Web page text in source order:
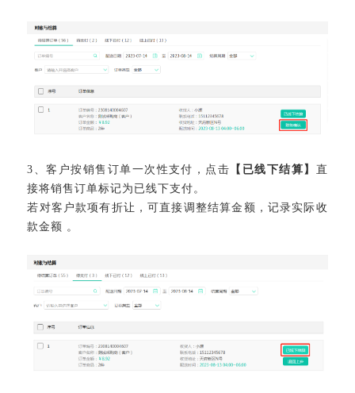
3、客户按销售订单一次性支付，点击 【已线下结算】 直
接将销售订单标记为已线下支付。
若对客户款项有折让，可直接调整结算金额，记录实际收
款金额 。